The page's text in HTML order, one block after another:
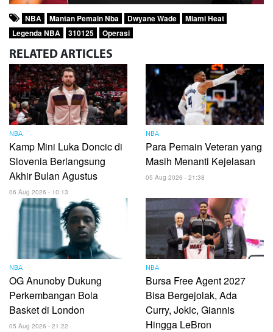
NBA Mantan Pemain Nba Dwyane Wade
Miami Heat
Legenda NBA
310125 Operasi
RELATED ARTICLES
NBA
Kamp Mini Luka Doncic di
Slovenia Berlangsung
Akhir Bulan Agustus
06 Aug 2026 - 10:13
NBA
Para Pemain Veteran yang
Masih Menanti Kejelasan
05 Aug 2026 - 21:38
NBA
OG Anunoby Dukung
Perkembangan Bola
Basket di London
05 Aug 2026 - 21:22
NBA
Bursa Free Agent 2027
Bisa Bergejolak, Ada
Curry, Jokic, Giannis
Hingga LeBron